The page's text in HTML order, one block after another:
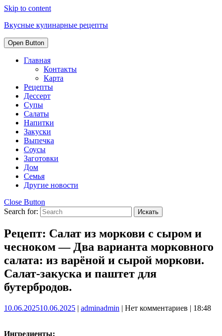
Skip to content
Вкусные кулинарные рецепты
Open Button
Главная
Контакты
Карта
Рецепты
Дессерт
Супы
Салаты
Напитки
Закуски
Выпечка
Соусы
Заготовки
Дом
Семья
Другие новости
Close Button
Search for:
Рецепт: Салат из моркови с сыром и
чесноком — Два варианта морковного
салата: из варёной и сырой моркови.
Салат-закуска и паштет для
бутербродов.
10.06.202510.06.2025 | adminadmin | Нет комментариев | 18:48
Ингредиенты: